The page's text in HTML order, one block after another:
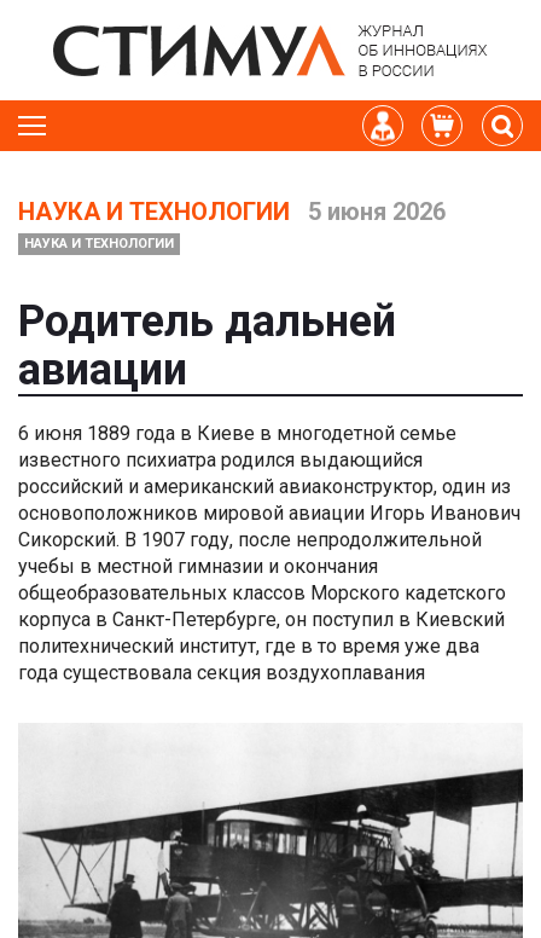
НАУКА И ТЕХНОЛОГИИ 5 июня 2026
НАУКА И ТЕХНОЛОГИИ
Родитель дальней
авиации
6 июня 1889 года в Киеве в многодетной семье
известного психиатра родился выдающийся
российский и американский авиаконструктор, один из
основоположников мировой авиации Игорь Иванович
Сикорский. В 1907 году, после непродолжительной
учебы в местной гимназии и окончания
общеобразовательных классов Морского кадетского
корпуса в Санкт-Петербурге, он поступил в Киевский
политехнический институт, где в то время уже два
года существовала секция воздухоплавания